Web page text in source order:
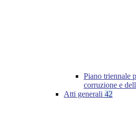
Piano triennale
corruzione e
Atti generali 42